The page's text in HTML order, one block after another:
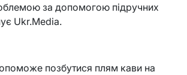
за допомогою підручних
Ukr.Media.
позбутися плям кави на